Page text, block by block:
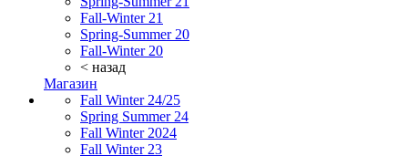
Fall-Winter 21
Spring-Summer 20
Fall-Winter 20
< назад
Магазин
Fall Winter 24/25
Spring Summer 24
Fall Winter 2024
Fall Winter 23